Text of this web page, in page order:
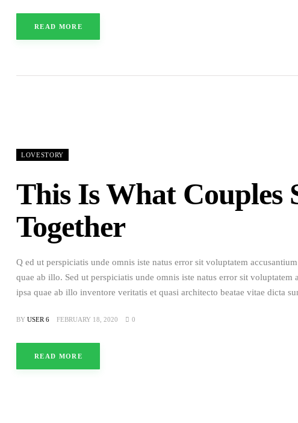
READ MORE
LOVESTORY
This Is What Couples
Together
Q ed ut perspiciatis unde omnis iste natus error sit voluptatem
quae ab illo. Sed ut perspiciatis unde omnis iste natus error sit
ipsa quae ab illo inventore veritatis et quasi architecto beatae vitae dicta
BY USER 6 FEBRUARY 18, 2020 0
READ MORE